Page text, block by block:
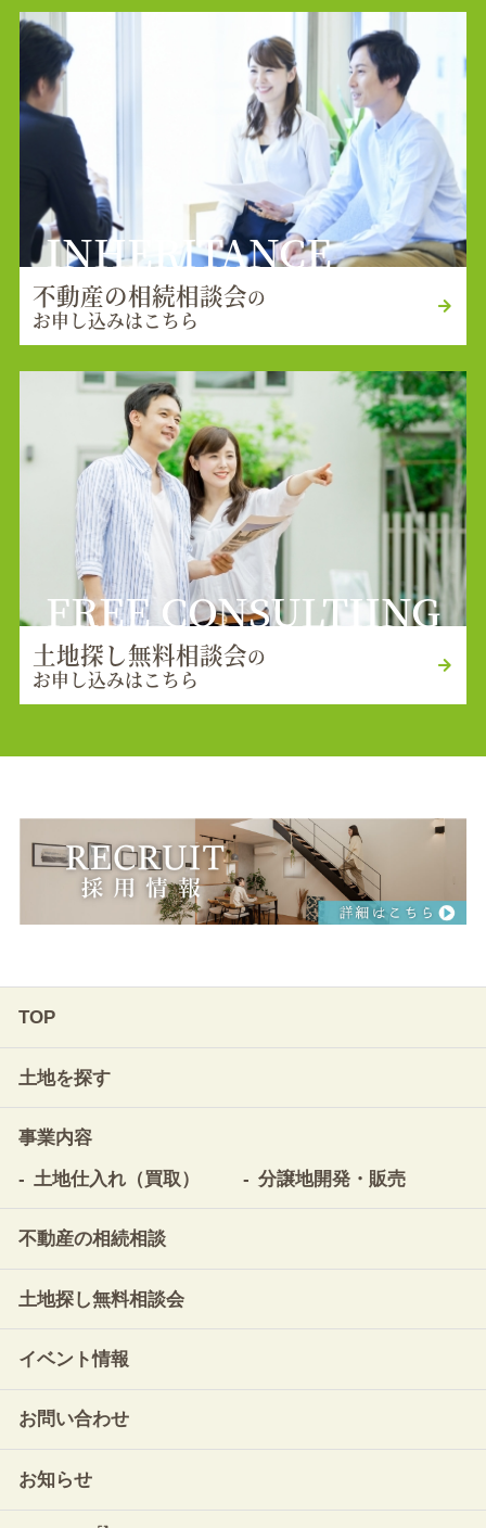
INHERITANCE
不動産の相続相談会の
お申し込みはこちら
FREE CONSULTIING
土地探し無料相談会の
お申し込みはこちら
TOP
土地を探す
事業内容
土地仕入れ（買取）
分譲地開発・販売
不動産の相続相談
土地探し無料相談会
イベント情報
お問い合わせ
お知らせ